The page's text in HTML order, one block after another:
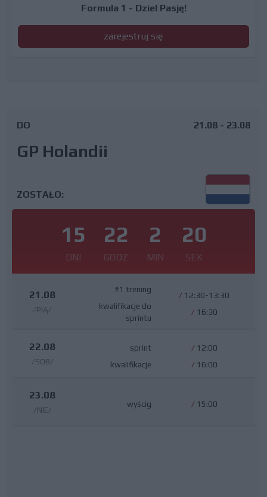
Formula 1 - Dziel Pasję!
zarejestruj się
DO
GP Holandii
21.08 - 23.08
ZOSTAŁO:
15
DNI
22
GODZ
2
MIN
19
SEK
21.08
/PIĄ/
#1 trening
kwalifikacje do
sprintu
/ 12:30-13:30
/ 16:30
22.08
/SOB/
sprint
kwalifikacje
/ 12:00
/ 16:00
23.08
/NIE/
wyścig / 15:00